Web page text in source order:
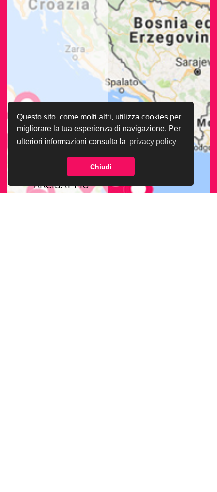
Questo sito, come molti altri, utilizza cookies per
migliorare la tua esperienza di navigazione. Per
ulteriori informazioni consulta la privacy policy
Chiudi
CERCA LA SEDE
ARCIGAY PIÙ